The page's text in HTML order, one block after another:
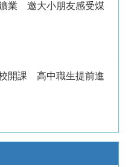
業 邀大小朋友感受煤
開課 高中職生提前進